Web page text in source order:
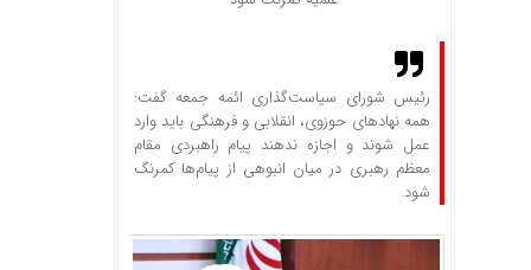
رئیس شورای سیاست‌گذاری ائمه جمعه گفت:
همه نهادهای حوزوی، انقلابی و فرهنگی باید وارد
عمل شوند و اجازه ندهند پیام راهبردی مقام
معظم رهبری در میان انبوهی از پیام‌ها کمرنگ
شود.